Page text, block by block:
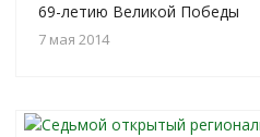
69-летию Великой Победы
7 мая 2014